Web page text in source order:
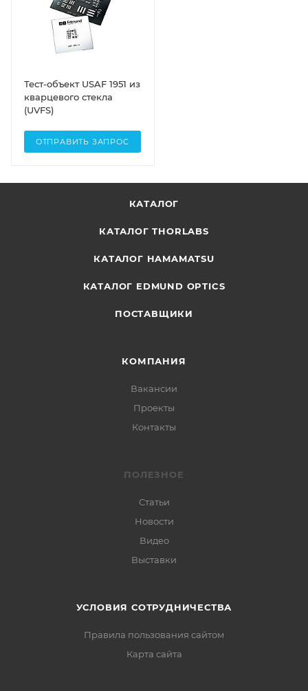
Тест-объект USAF 1951 из
кварцевого стекла
(UVFS)
ОТПРАВИТЬ ЗАПРОС
КАТАЛОГ
КАТАЛОГ THORLABS
КАТАЛОГ HAMAMATSU
КАТАЛОГ EDMUND OPTICS
ПОСТАВЩИКИ
КОМПАНИЯ
Вакансии
Проекты
Контакты
ПОЛЕЗНОЕ
Статьи
Новости
Видео
Выставки
УСЛОВИЯ СОТРУДНИЧЕСТВА
Правила пользования сайтом
Карта сайта